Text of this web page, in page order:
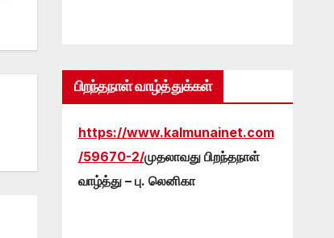
பிறந்தநாள் வாழ்த்துக்கள்
https://www.kalmunainet.com
/59670-2/முதலாவது பிறந்தநாள்
வாழ்த்து – பு. லெனிகா